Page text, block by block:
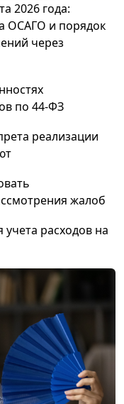
2026 года:
ОСАГО и порядок
через
по 44-ФЗ
реализации
жалоб
расходов на